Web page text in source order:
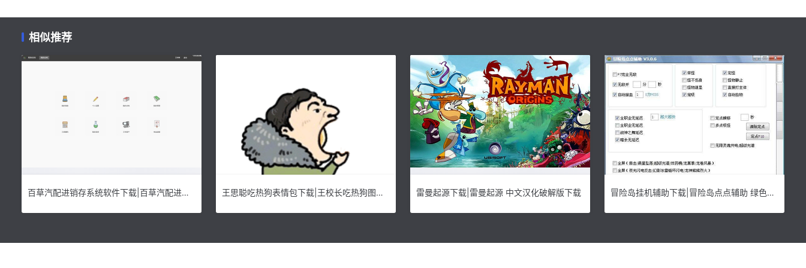
相似推荐
百草汽配进销存系统软件下载|百草汽配进销存系统 电脑版v4.9下载 王思聪吃热狗表情包下载|王校长吃热狗图片包 高清版38P下载 雷曼起源下载|雷曼起源 中文汉化破解版下载 冒险岛挂机辅助下载|冒险岛点点辅助 绿色版v1.0下载